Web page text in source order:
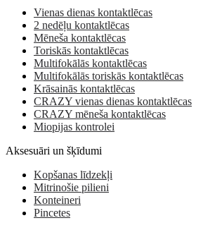
Vienas dienas kontaktlēcas
2 nedēļu kontaktlēcas
Mēneša kontaktlēcas
Toriskās kontaktlēcas
Multifokālās kontaktlēcas
Multifokālās toriskās kontaktlēcas
Krāsainās kontaktlēcas
CRAZY vienas dienas kontaktlēcas
CRAZY mēneša kontaktlēcas
Miopijas kontrolei
Aksesuāri un šķīdumi
Kopšanas līdzekļi
Mitrinošie pilieni
Konteineri
Pincetes